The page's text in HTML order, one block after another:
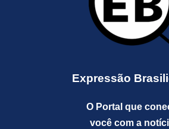
Expressão
O Portal que
você com a